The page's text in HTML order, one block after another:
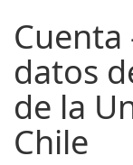
datos
de la
Chile